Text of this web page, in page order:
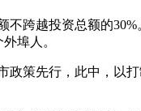
跨越投资总额的
埠人。
策先行，此中，以